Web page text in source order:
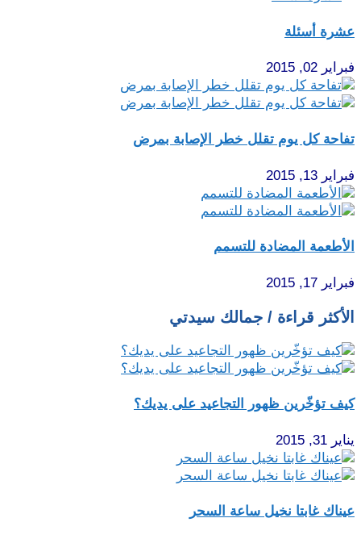
عشرة أسئلة
فبراير 02, 2015
تفاحة كل يوم تقلل خطر الإصابة بمرض
فبراير 13, 2015
الأطعمة المضادة للتسمم
فبراير 17, 2015
الأكثر قراءة / جمالك سيدتي
كيف تؤخّرين ظهور التجاعيد على يديك؟
يناير 31, 2015
عيناك غابتا نخيل ساعة السحر